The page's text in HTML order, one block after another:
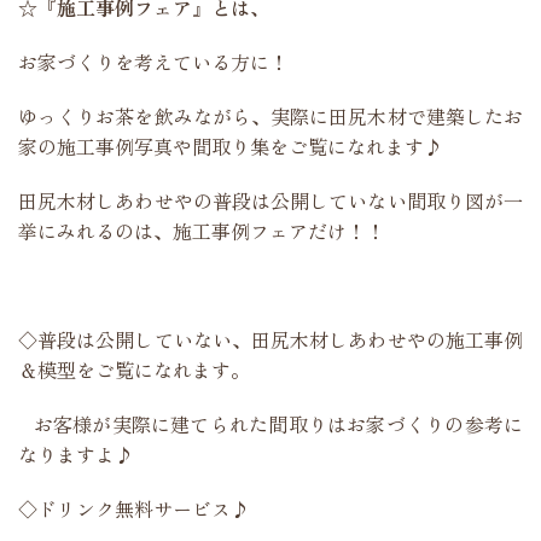
☆『施工事例フェア』とは、
お家づくりを考えている方に！
ゆっくりお茶を飲みながら、実際に田尻木材で建築したお
家の施工事例写真や間取り集をご覧になれます♪
田尻木材しあわせやの普段は公開していない間取り図が一
挙にみれるのは、施工事例フェアだけ！！
◇普段は公開していない、田尻木材しあわせやの施工事例
＆模型をご覧になれます。
お客様が実際に建てられた間取りはお家づくりの参考に
なりますよ♪
◇ドリンク無料サービス♪